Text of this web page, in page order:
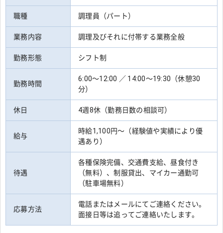
職種 調理員（パート）
業務内容 調理及びそれに付帯する業務全般
勤務形態 シフト制
勤務時間
6:00～12:00 ／ 14:00～19:30（休憩30
分）
休日 4週8休（勤務日数の相談可）
給与
時給1,100円～（経験値や実績により優
遇あり）
待遇
各種保険完備、交通費支給、昼食付き
（無料）、制服貸出、マイカー通勤可
（駐車場無料）
応募方法
電話またはメールにてご連絡ください。
面接日等は追ってご連絡いたします。